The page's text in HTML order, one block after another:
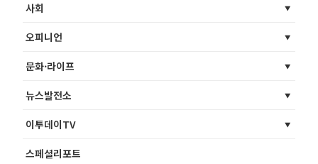
사회
오피니언
문화·라이프
뉴스발전소
이투데이TV
스페셜리포트